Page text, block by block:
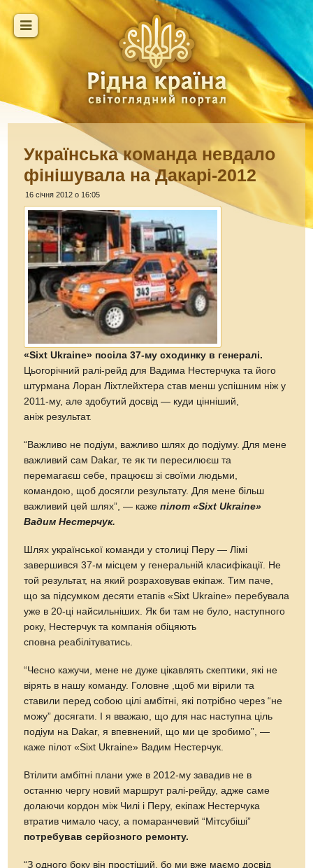
Українська команда невдало
фінішувала на Дакарі-2012
16 січня 2012 о 16:05
«Sixt Ukraine» посіла 37-му сходинку в генералі.
Цьогорічний ралі-рейд для Вадима Нестерчука та його
штурмана Лоран Ліхтлейхтера став менш успішним ніж у
2011-му, але здобутий досвід — куди цінніший,
аніж результат.
“Важливо не подіум, важливо шлях до подіуму. Для мене
важливий сам Dakar, те як ти пересилюєш та
перемагаєш себе, працюєш зі своїми людьми,
командою, щоб досягли результату. Для мене більш
важливий цей шлях”, — каже пілот «Sixt Ukraine»
Вадим Нестерчук.
Шлях української команди у столиці Перу — Лімі
завершився 37-м місцем у генеральній класифікації. Не
той результат, на який розраховував екіпаж. Тим паче,
що за підсумком десяти етапів «Sixt Ukraine» перебувала
уже в 20-ці найсильніших. Як би там не було, наступного
року, Нестерчук та компанія обіцяють
сповна реабілітуватись.
“Чесно кажучи, мене не дуже цікавлять скептики, які не
вірять в нашу команду. Головне ,щоб ми вірили та
ставили перед собою цілі амбітні, які потрібно через “не
можу” досягати. І я вважаю, що для нас наступна ціль
подіум на Dakar, я впевнений, що ми це зробимо”, —
каже пілот «Sixt Ukraine» Вадим Нестерчук.
Втілити амбітні плани уже в 2012-му завадив не в
останню чергу новий маршрут ралі-рейду, адже саме
долаючи кордон між Чилі і Перу, екіпаж Нестерчука
втратив чимало часу, а помаранчевий “Мітсубіші”
потребував серйозного ремонту.
“З одного боку він простіший, бо ми вже маємо досвід